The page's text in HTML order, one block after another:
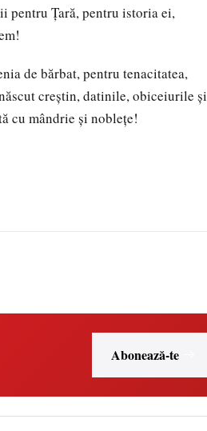
pentru Ţară, pentru istoria ei,
de bărbat, pentru tenacitatea,
creştin, datinile, obiceiurile şi
cu mândrie şi nobleţe!
Abonează-te